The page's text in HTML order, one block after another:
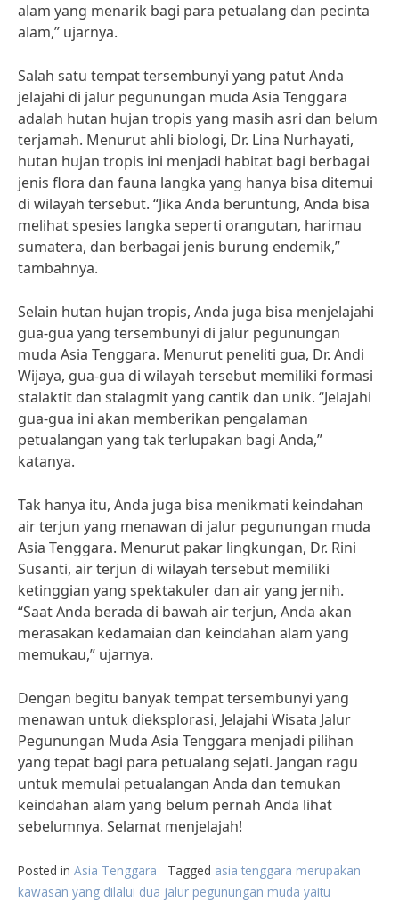
alam yang menarik bagi para petualang dan pecinta
alam,” ujarnya.
Salah satu tempat tersembunyi yang patut Anda
jelajahi di jalur pegunungan muda Asia Tenggara
adalah hutan hujan tropis yang masih asri dan belum
terjamah. Menurut ahli biologi, Dr. Lina Nurhayati,
hutan hujan tropis ini menjadi habitat bagi berbagai
jenis flora dan fauna langka yang hanya bisa ditemui
di wilayah tersebut. “Jika Anda beruntung, Anda bisa
melihat spesies langka seperti orangutan, harimau
sumatera, dan berbagai jenis burung endemik,”
tambahnya.
Selain hutan hujan tropis, Anda juga bisa menjelajahi
gua-gua yang tersembunyi di jalur pegunungan
muda Asia Tenggara. Menurut peneliti gua, Dr. Andi
Wijaya, gua-gua di wilayah tersebut memiliki formasi
stalaktit dan stalagmit yang cantik dan unik. “Jelajahi
gua-gua ini akan memberikan pengalaman
petualangan yang tak terlupakan bagi Anda,”
katanya.
Tak hanya itu, Anda juga bisa menikmati keindahan
air terjun yang menawan di jalur pegunungan muda
Asia Tenggara. Menurut pakar lingkungan, Dr. Rini
Susanti, air terjun di wilayah tersebut memiliki
ketinggian yang spektakuler dan air yang jernih.
“Saat Anda berada di bawah air terjun, Anda akan
merasakan kedamaian dan keindahan alam yang
memukau,” ujarnya.
Dengan begitu banyak tempat tersembunyi yang
menawan untuk dieksplorasi, Jelajahi Wisata Jalur
Pegunungan Muda Asia Tenggara menjadi pilihan
yang tepat bagi para petualang sejati. Jangan ragu
untuk memulai petualangan Anda dan temukan
keindahan alam yang belum pernah Anda lihat
sebelumnya. Selamat menjelajah!
Posted in Asia Tenggara Tagged asia tenggara merupakan
kawasan yang dilalui dua jalur pegunungan muda yaitu